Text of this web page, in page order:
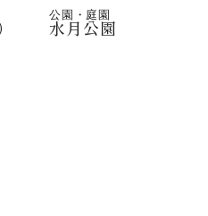
公園・庭園
水月公園